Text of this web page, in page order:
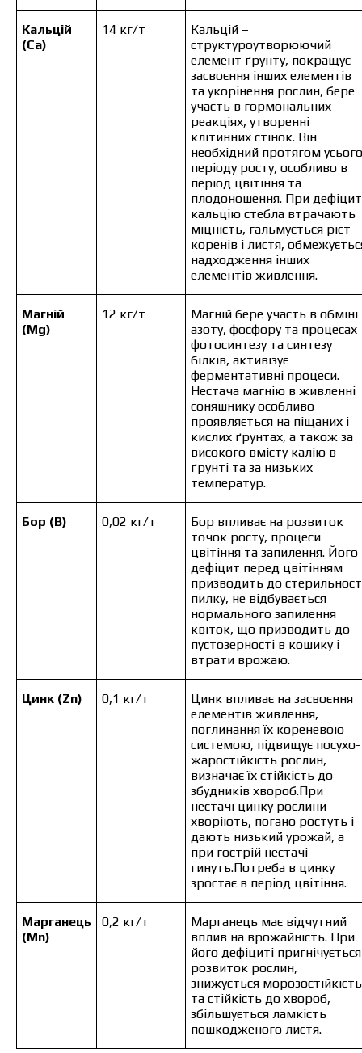
Кальцій
(Ca)
14 кг/т
Кальцій –
структуроутворюючий
елемент ґрунту, покращує
засвоєння інших елементів
та укорінення рослин, бере
участь в гормональних
реакціях, утворенні
клітинних стінок. Він
необхідний протягом усього
періоду росту, особливо в
період цвітіння та
плодоношення. При
кальцію стебла втрачають
міцність, гальмується ріст
коренів і листя,
надходження інших
елементів живлення.
Магній
(Mg)
12 кг/т
Магній бере участь в обміні
азоту, фосфору та процесах
фотосинтезу та синтезу
білків, активізує
ферментативні процеси.
Нестача магнію в живленні
соняшнику особливо
проявляється на піщаних і
кислих ґрунтах, а також за
високого вмісту калію в
ґрунті та за низьких
температур.
Бор (B) 0,02 кг/т
Бор впливає на розвиток
точок росту, процеси
цвітіння та запилення. Його
дефіцит перед цвітінням
призводить до
пилку, не відбувається
нормального запилення
квіток, що призводить до
пустозерності в кошику і
втрати врожаю.
Цинк (Zn) 0,1 кг/т
Цинк впливає на засвоєння
елементів живлення,
поглинання їх кореневою
системою, підвищує посухо-
жаростійкість рослин,
визначає їх стійкість до
збудників хвороб.При
нестачі цинку рослини
хворіють, погано ростуть і
дають низький урожай, а
при гострій нестачі –
гинуть.Потреба в цинку
зростає в період цвітіння.
Марганець
(Mn)
0,2 кг/т
Марганець має відчутний
вплив на врожайність. При
його дефіциті пригнічується
розвиток рослин,
знижується морозостійкість
та стійкість до хвороб,
збільшується ламкість
пошкодженого листя.
Ціна залежить від об’єму та регіону доставки.
Для прорахунку індивідуальної ціни заповніть
Замовити
Я ознайомився та приймаю політику
захисту персональних даних.
Зв’язатися з менеджером Makosh
Я ознайомився та приймаю політику
захисту персональних даних.
Завантажити каталог